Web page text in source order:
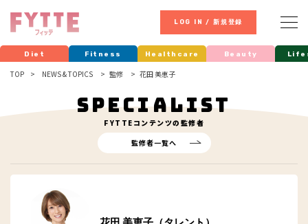
LOG IN / 新規登録
Diet Fitness Healthcare Beauty
TOP NEWS & TOPICS 監修 花田 美恵子
SPECIALIST
FYTTE コンテンツの監修者
監修者一覧へ